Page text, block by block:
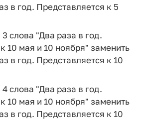
в год. Представляется к 5
слова "Два раза в год.
10 мая и 10 ноября" заменить
в год. Представляется к 10
слова "Два раза в год.
10 мая и 10 ноября" заменить
в год. Представляется к 10